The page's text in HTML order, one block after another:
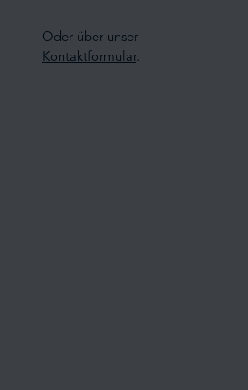
Oder über unser
Kontaktformular.